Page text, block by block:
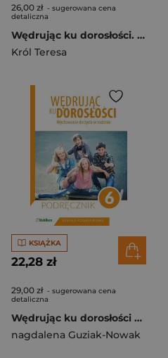
26,00 zł - sugerowana cena
detaliczna
Wędrując ku dorosłości. Ćwiczenia dla klasy 8 szkoły podstawowej Wychowanie do życia w rodzinie.
Król Teresa
KSIĄŻKA
22,28 zł
29,00 zł - sugerowana cena
detaliczna
Wędrując ku dorosłości 6 Podręcznik Szkoła podstawowa
nagdalena Guziak-Nowak